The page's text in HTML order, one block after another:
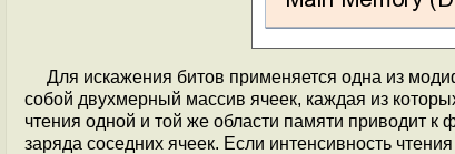
Для искажения битов применяется одна из
собой двухмерный массив ячеек, каждая из
чтения одной и той же области памяти
заряда соседних ячеек. Если интенсивность